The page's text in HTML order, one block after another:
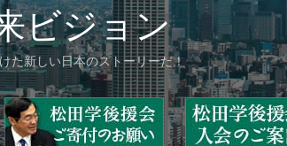
ストーリー
、安心もなし